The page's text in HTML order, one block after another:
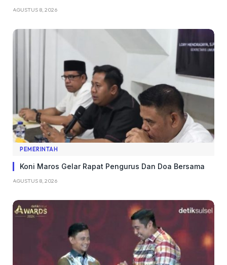
AGUSTUS 8, 2026
PEMERINTAH
Koni Maros Gelar Rapat Pengurus Dan Doa Bersama
AGUSTUS 8, 2026